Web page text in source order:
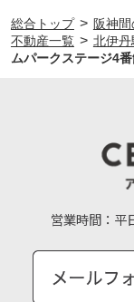
総合トップ > 阪神
不動産一覧 > 北伊
ムパークステージ4
営業時間： 平